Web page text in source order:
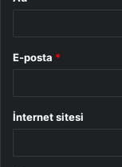
E-posta *
İnternet sitesi